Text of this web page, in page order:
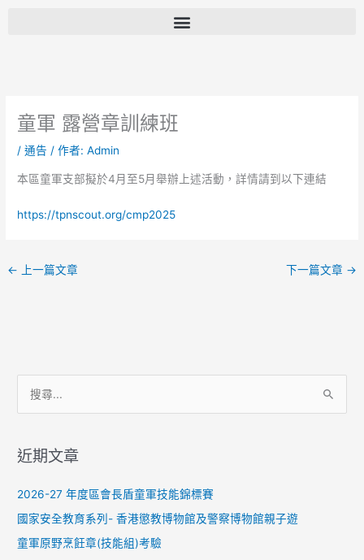
童軍 露營章訓練班
/通告 / 作者:Admin
本區童軍支部擬於4月至5月舉辦上述活動，詳情請到以下連結
https://tpnscout.org/cmp2025
← 上一篇文章 下一篇文章 →
鍵
近期文章
2026-27 年度區會長盾童軍技能錦標賽
國家安全教育系列- 香港懲教博物館及警察博物館親子遊
童軍原野烹飪章(技能組)考驗